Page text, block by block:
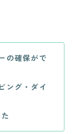
の確保がで
ング・ダイ